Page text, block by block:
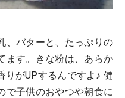
、バターと、たっぷりの
ます。きな粉は、あらか
りがUPするんですよ♪ 健
で子供のおやつや朝食に